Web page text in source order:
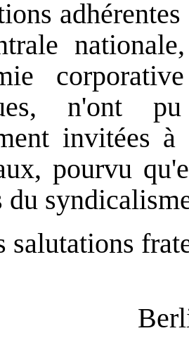
n'ont
invitées
pourvu
du
salutations